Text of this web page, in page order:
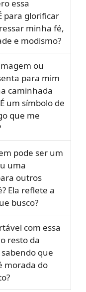
essa
para glorificar
minha fé,
e modismo?
ou
para mim
caminhada
um símbolo de
que me
pode ser um
uma
outros
Ela reflete a
busco?
com essa
resto da
que
morada do